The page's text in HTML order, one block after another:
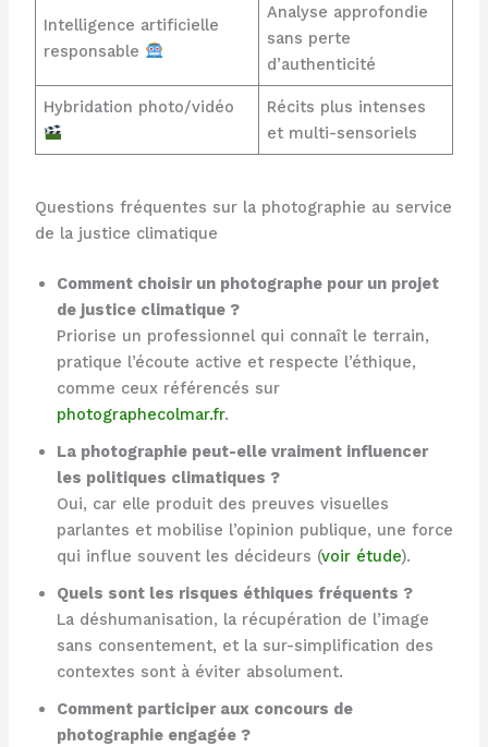
Intelligence artificielle
responsable
Analyse approfondie
sans perte
d’authenticité
Hybridation photo/vidéo
Récits plus intenses
et multi-sensoriels
Questions fréquentes sur la photographie au service
de la justice climatique
Comment choisir un photographe pour un projet
de justice climatique ?
Priorise un professionnel qui connaît le terrain,
pratique l’écoute active et respecte l’éthique,
comme ceux référencés sur
photographecolmar.fr.
La photographie peut-elle vraiment influencer
les politiques climatiques ?
Oui, car elle produit des preuves visuelles
parlantes et mobilise l’opinion publique, une force
qui influe souvent les décideurs (voir étude).
Quels sont les risques éthiques fréquents ?
La déshumanisation, la récupération de l’image
sans consentement, et la sur-simplification des
contextes sont à éviter absolument.
Comment participer aux concours de
photographie engagée ?